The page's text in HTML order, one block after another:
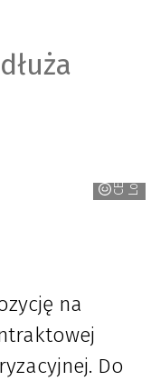
C
E
V
A
L
o
g
i
s
t
i
cs
na
Do